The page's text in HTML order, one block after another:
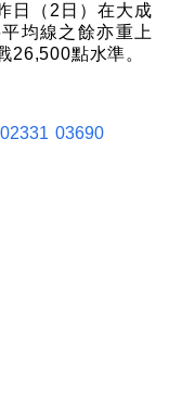
日（2日）在大成
均線之餘亦重上
26,500點水準。
02331 03690